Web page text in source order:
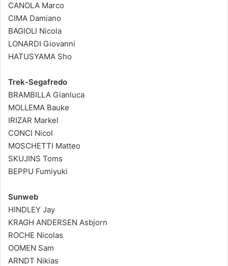
CANOLA Marco
CIMA Damiano
BAGIOLI Nicola
LONARDI Giovanni
HATUSYAMA Sho
Trek-Segafredo
BRAMBILLA Gianluca
MOLLEMA Bauke
IRIZAR Markel
CONCI Nicol
MOSCHETTI Matteo
SKUJINS Toms
BEPPU Fumiyuki
Sunweb
HINDLEY Jay
KRAGH ANDERSEN Asbjorn
ROCHE Nicolas
OOMEN Sam
ARNDT Nikias